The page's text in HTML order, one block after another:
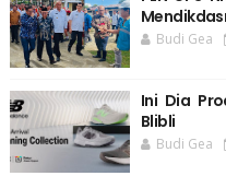
Budi Gea
Ini Dia
Blibli
Budi Gea